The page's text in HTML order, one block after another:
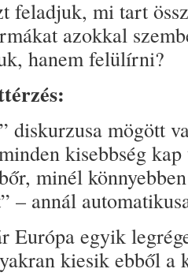
feladjuk, mi tart
azokkal
hanem felülírni?
diskurzusa mögött
kisebbség
minél
– annál
Európa egyik
kiesik ebből a